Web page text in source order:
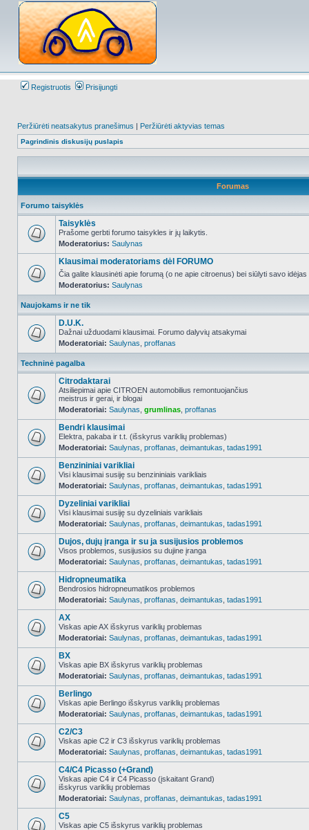
Registruotis Prisijungti
Peržiūrėti neatsakytus pranešimus | Peržiūrėti aktyvias temas
Pagrindinis diskusijų puslapis
Forumas
Forumo taisyklės
NO_UNREAD_POSTS
Taisyklės
Prašome gerbti forumo taisykles ir jų laikytis.
Moderatorius: Saulynas
NO_UNREAD_POSTS
Klausimai moderatoriams dėl FORUMO
Čia galite klausinėti apie forumą (o ne apie citroenus) bei siūlyti savo
Moderatorius: Saulynas
Naujokams ir ne tik
NO_UNREAD_POSTS
D.U.K.
Dažnai užduodami klausimai. Forumo dalyvių atsakymai
Moderatoriai: Saulynas proffanas
Techninė pagalba
NO_UNREAD_POSTS
Citrodaktarai
Atsiliepimai apie CITROEN automobilius remontuojančius
meistrus ir gerai, ir blogai
Moderatoriai: Saulynas grumlinas proffanas
NO_UNREAD_POSTS
Bendri klausimai
Elektra, pakaba ir t.t. (išskyrus variklių problemas)
Moderatoriai: Saulynas proffanas deimantukas tadas1991
NO_UNREAD_POSTS
Benzininiai varikliai
Visi klausimai susiję su benzininiais varikliais
Moderatoriai: Saulynas proffanas deimantukas tadas1991
NO_UNREAD_POSTS
Dyzeliniai varikliai
Visi klausimai susiję su dyzeliniais varikliais
Moderatoriai: Saulynas proffanas deimantukas tadas1991
NO_UNREAD_POSTS
Dujos, dujų įranga ir su ja susijusios problemos
Visos problemos, susijusios su dujine įranga
Moderatoriai: Saulynas proffanas deimantukas tadas1991
NO_UNREAD_POSTS
Hidropneumatika
Bendrosios hidropneumatikos problemos
Moderatoriai: Saulynas proffanas deimantukas tadas1991
NO_UNREAD_POSTS
AX
Viskas apie AX išskyrus variklių problemas
Moderatoriai: Saulynas proffanas deimantukas tadas1991
NO_UNREAD_POSTS
BX
Viskas apie BX išskyrus variklių problemas
Moderatoriai: Saulynas proffanas deimantukas tadas1991
NO_UNREAD_POSTS
Berlingo
Viskas apie Berlingo išskyrus variklių problemas
Moderatoriai: Saulynas proffanas deimantukas tadas1991
NO_UNREAD_POSTS
C2/C3
Viskas apie C2 ir C3 išskyrus variklių problemas
Moderatoriai: Saulynas proffanas deimantukas tadas1991
NO_UNREAD_POSTS
C4/C4 Picasso (+Grand)
Viskas apie C4 ir C4 Picasso (įskaitant Grand)
išskyrus variklių problemas
Moderatoriai: Saulynas proffanas deimantukas tadas1991
C5
Viskas apie C5 išskyrus variklių problemas